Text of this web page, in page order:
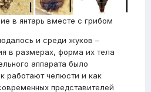
в янтарь вместе с грибом
и среди жуков –
в размерах, форма их тела
аппарата было
работают челюсти и как
представителей